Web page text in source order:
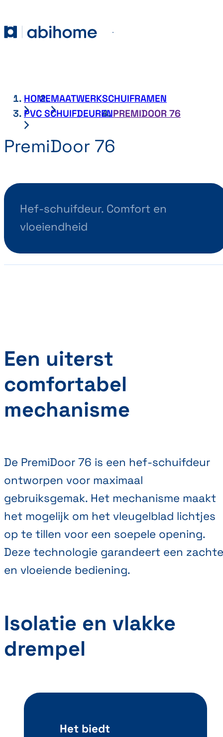
Abihome
HOMEMAATWERKSCHUIFRAMEN
PVC SCHUIFDEURENPREMIDOOR 76
PremiDoor 76
Hef-schuifdeur. Comfort en
vloeiendheid
Een uiterst
comfortabel
mechanisme
De PremiDoor 76 is een hef-schuifdeur
ontworpen voor maximaal
gebruiksgemak. Het mechanisme maakt
het mogelijk om het vleugelblad lichtjes
op te tillen voor een soepele opening.
Deze technologie garandeert een zachte
en vloeiende bediening.
Isolatie en vlakke
drempel
Het biedt